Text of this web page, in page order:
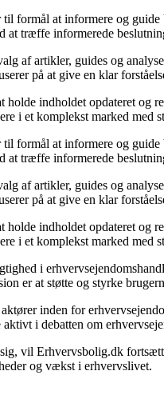
formål at informere og
at træffe informerede
af artikler, guides og
på at give en klar
holde indholdet opdateret
i et komplekst marked med
formål at informere og
at træffe informerede
af artikler, guides og
på at give en klar
holde indholdet opdateret
i et komplekst marked med
i
er at støtte og styrke
inden for
i debatten om
vil Erhvervsbolig.dk
og vækst i erhvervslivet.